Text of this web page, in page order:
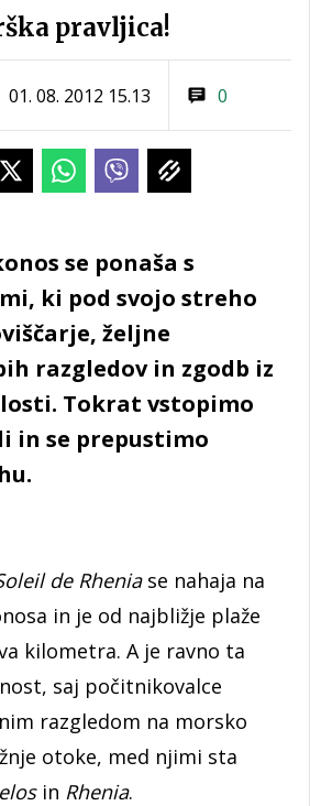
pravljica!
01. 08. 2012 15.13 0
se ponaša s
ki pod svojo streho
željne
razgledov in zgodb iz
Tokrat vstopimo
in se prepustimo
de Rheniase nahaja na
in je od najbližje plaže
kilometra. A je ravno ta
saj počitnikovalce
razgledom na morsko
otoke, med njimi sta
in Rhenia.